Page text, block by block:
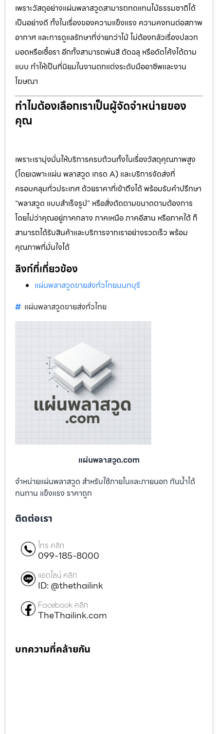
เพราะวัสดุอย่างแผ่นพลาสวูดสามารถทดแทนไม้ธรรมชาติได้
เป็นอย่างดี ทั้งในเรื่องของความแข็งแรง ความคงทนต่อสภาพ
อากาศ และการดูแลรักษาที่ง่ายกว่าไม้ ไม่ต้องกลัวเรื่องปลวก
มอดหรือเชื้อรา อีกทั้งสามารถพ่นสี ตัดฉลุ หรือดัดโค้งได้ตาม
แบบ ทำให้เป็นที่นิยมในงานตกแต่งระดับมืออาชีพและงาน
โฆษณา
ทำไมต้องเลือกเราเป็นผู้จัดจำหน่ายของ
คุณ
เพราะเรามุ่งมั่นให้บริการครบถ้วนทั้งในเรื่องวัสดุคุณภาพสูง
(โดยเฉพาะแผ่น พลาสวูด เกรด A) และบริการจัดส่งที่
ครอบคลุมทั่วประเทศ ด้วยราคาที่เข้าถึงได้ พร้อมรับคำปรึกษา
“พลาสวูด แบบสำเร็จรูป” หรือสั่งตัดตามขนาดตามต้องการ
โดยไม่ว่าคุณอยู่ภาคกลาง ภาคเหนือ ภาคอีสาน หรือภาคใต้ ก็
สามารถได้รับสินค้าและบริการจากเราอย่างรวดเร็ว พร้อม
คุณภาพที่มั่นใจได้
ลิงก์ที่เกี่ยวข้อง
แผ่นพลาสวูดขายส่งทั่วไทยนนทบุรี
แผ่นพลาสวูดขายส่งทั่วไทย
แผ่นพลาสวูด.com
จำหน่ายแผ่นพลาสวูด สำหรับใช้ภายในและภายนอก กันน้ำได้
ทนทาน แข็งแรง ราคาถูก
ติดต่อเรา
โทร คลิก
099-185-8000
แอดไลน์ คลิก
ID: @thethailink
Facebook คลิก
TheThailink.com
บทความที่คล้ายกัน